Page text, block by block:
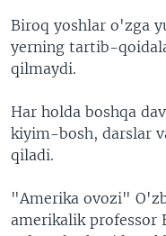
TWITTER
SOUNDCLOUD
VOA
Biroq yoshlar o'zga
yerning tartib-
qilmaydi.
Har holda boshqa
kiyim-bosh, darslar
qiladi.
"Amerika ovozi"
amerikalik professor